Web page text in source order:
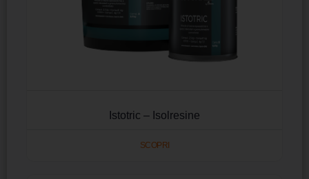
Istotric – Isolresine
SCOPRI